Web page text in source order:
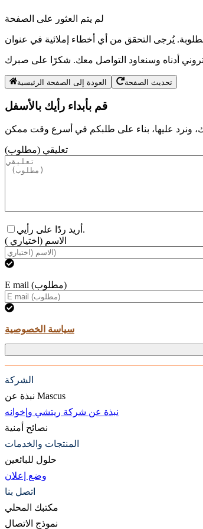
لم يتم العثور على الصفحة
العودة إلى الصفحة الرئيسية تحديث الصفحة
قم بأبداء رأيك بالأسفل
تعليقي (مطلوب)
أريد ردًا على رأيي.
الاسم (اختياري )
E mail (مطلوب)
سياسة الخصوصية
الشركة
نبذة عن Mascus
نبذة عن شركة ريتشي وإخوانه
نصائح أمنية
المنتجات والخدمات
حلول للبائعين
وضع إعلان
اتصل بنا
مكتبك المحلي
نموذج الاتصال